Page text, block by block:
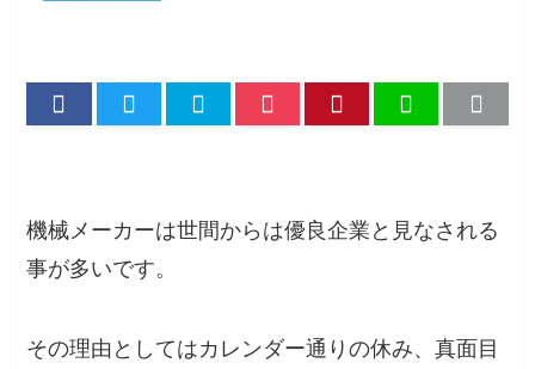
機械メーカーは世間からは優良企業と見なされる
事が多いです。
その理由としてはカレンダー通りの休み、真面目